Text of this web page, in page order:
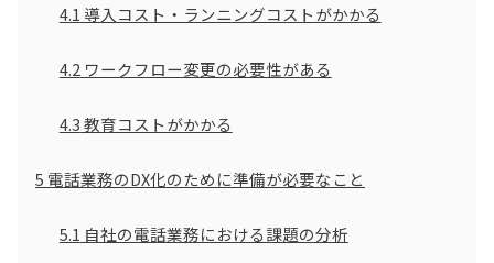
4.1 導入コスト・ランニングコストがかかる
4.2 ワークフロー変更の必要性がある
4.3教育コストがかかる
5 電話業務のDX化のために準備が必要なこと
5.1 自社の電話業務における課題の分析